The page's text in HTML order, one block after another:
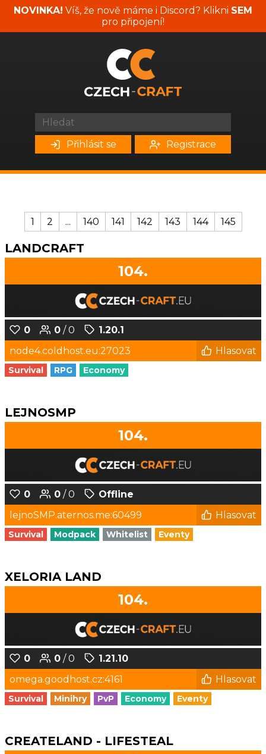
NOVINKA! Víš, že nově máme i Discord? Klikni SEM
pro připojení!
Přihlásit se Registrace
1 2 ... 140 141 142 143 144 145
LANDCRAFT
104.
0 0 / 0
1.20.1
node4.coldhost.eu:27023
Hlasovat
Survival RPG Economy
LEJNOSMP
104.
0 0 / 0
Offline
lejnoSMP.aternos.me:60499
Hlasovat
Survival Modpack Whitelist Eventy
XELORIA LAND
104.
0 0 / 0
1.21.10
omega.goodhost.cz:4161
Hlasovat
Survival Minihry PvP Economy Eventy
CREATELAND - LIFESTEAL